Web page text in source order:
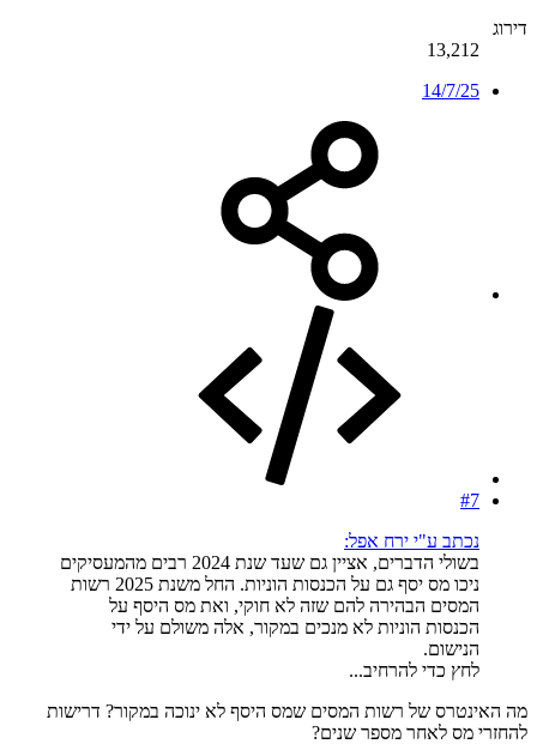
דירוג
13,212
14/7/25
#7
נכתב ע"י ירח אפל:
בשולי הדברים, אציין גם שעד שנת 2024 רבים מהמעסיקים
ניכו מס יסף גם על הכנסות הוניות. החל משנת 2025 רשות
המסים הבהירה להם שזה לא חוקי, ואת מס היסף על
הכנסות הוניות לא מנכים במקור, אלה משולם על ידי
הנישום.
לחץ כדי להרחיב...
מה האינטרס של רשות המסים שמס היסף לא ינוכה במקור? דרישות
להחזרי מס לאחר מספר שנים?